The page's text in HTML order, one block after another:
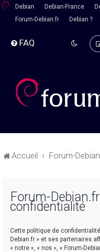
Debian Debian-France
Forum-Debian.fr
Debian ?
FAQ
Accueil Forum-
Forum-
confidentialité
Cette politique de
Debian.fr » et ses partenaires
« notre », « nos », « Forum-